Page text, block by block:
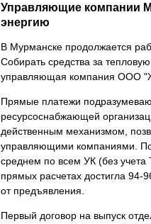
Управляющие компании
энергию
В Мурманске продолжается
Собирать средства за
управляющая компания ООО
Прямые платежи
ресурсоснабжающей
действенным механизмом,
управляющими компаниями. По
среднем по всем УК (без
прямых расчетах достигла 94-
от предъявления.
Первый договор на выпуск